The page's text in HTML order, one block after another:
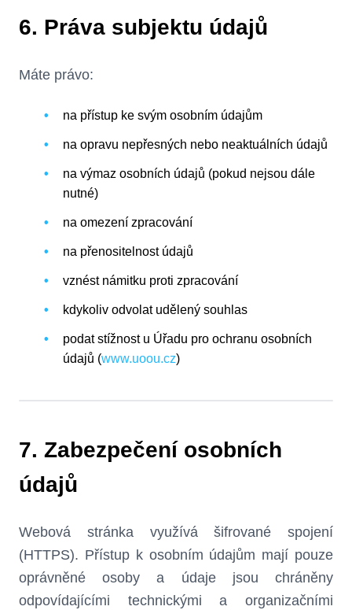
6. Práva subjektu údajů
Máte právo:
na přístup ke svým osobním údajům
na opravu nepřesných nebo neaktuálních údajů
na výmaz osobních údajů (pokud nejsou dále
nutné)
na omezení zpracování
na přenositelnost údajů
vznést námitku proti zpracování
kdykoliv odvolat udělený souhlas
podat stížnost u Úřadu pro ochranu osobních
údajů (www.uoou.cz)
7. Zabezpečení osobních
údajů
Webová stránka využívá šifrované spojení
(HTTPS). Přístup k osobním údajům mají pouze
oprávněné osoby a údaje jsou chráněny
odpovídajícími technickými a organizačními